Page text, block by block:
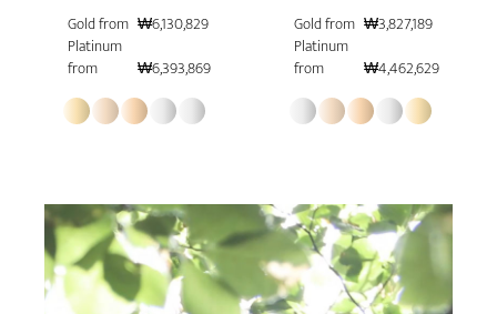
Gold from ₩6,130,829
Platinum
from
₩6,393,869
Gold from ₩3,827,189
Platinum
from
₩4,462,629